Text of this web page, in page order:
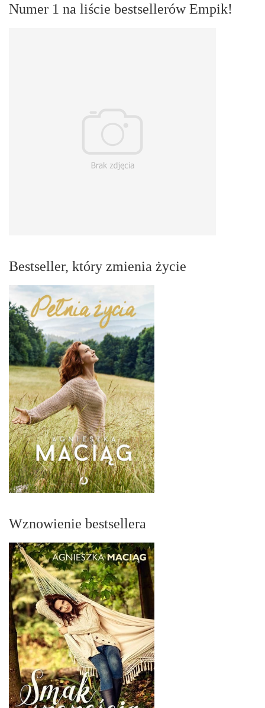
Numer 1 na liście bestsellerów Empik!
Bestseller, który zmienia życie
Wznowienie bestsellera